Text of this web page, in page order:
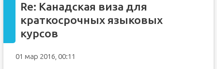
Re: Канадская виза для
краткосрочных языковых
курсов
01 мар 2016, 00:11